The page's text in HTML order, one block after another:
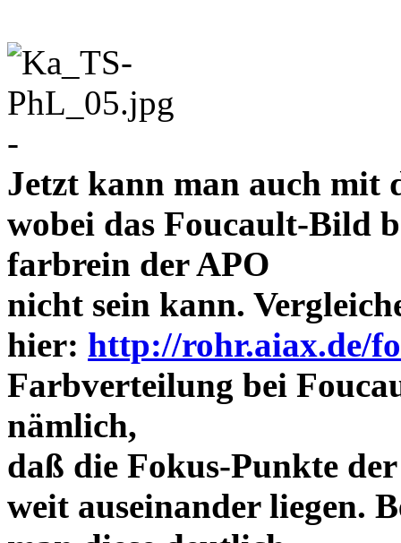
-
Jetzt kann man auch mit
wobei das Foucault-Bild
farbrein der APO
nicht sein kann.
hier: http://rohr.aiax.de/
Farbverteilung bei
nämlich,
daß die Fokus-Punkte
weit auseinander liegen.